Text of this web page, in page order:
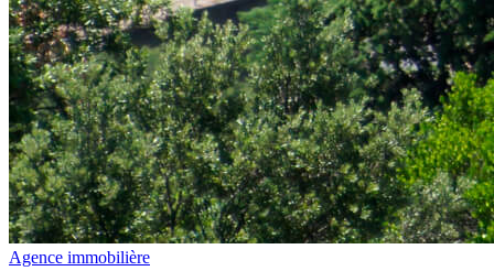
Agence immobilière